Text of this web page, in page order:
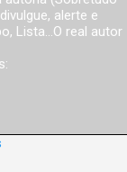
alerte e
Lista...O real autor